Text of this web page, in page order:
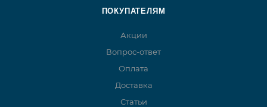
ПОКУПАТЕЛЯМ
Акции
Вопрос-ответ
Оплата
Доставка
Статьи